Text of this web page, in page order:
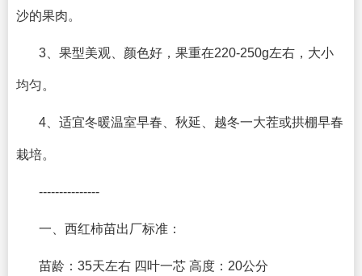
沙的果肉。
3、果型美观、颜色好，果重在220-250g左右，大小
均匀。
4、适宜冬暖温室早春、秋延、越冬一大茬或拱棚早春
栽培。
---------------
一、西红柿苗出厂标准：
苗龄：35天左右 四叶一芯 高度：20公分